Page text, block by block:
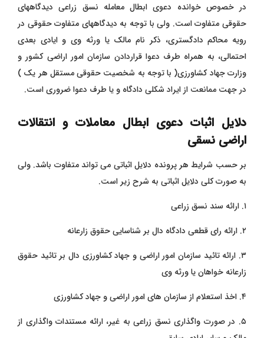
در خصوص خوانده دعوی ابطال معامله نسق زراعی دیدگاههای
حقوقی متفاوت است. ولی با توجه به دیدگاههای متفاوت حقوقی در
رویه محاکم دادگستری، ذکر نام مالک یا ورثه وی و ایادی بعدی
احتمالی، به همراه طرف دعوا قراردادن سازمان امور اراضی کشور و
وزارت جهاد کشاورزی( با توجه به شخصیت حقوقی مستقل هر یک )‌
در جهت ممانعت از ایراد شکلی دادگاه و یا طرف دعوا ضروری است.
دلایل اثبات دعوی ابطال معاملات و انتقالات
اراضی نسقی
بر حسب شرایط هر پرونده دلایل اثباتی می تواند متفاوت باشد. ولی
به صورت کلی دلایل اثباتی به شرح زیر است.
۱. ارائه سند نسق زراعی
۲. ارائه رای قطعی دادگاه دال بر شناسایی حقوق زارعانه
۳. ارائه تائید سازمان امور اراضی و جهاد کشاورزی دال بر تائید حقوق
زارعانه خواهان یا ورثه وی
۴. اخذ استعلام از سازمان های امور اراضی و جهاد کشاورزی
۵. در صورت واگذاری نسق زراعی به غیر، ارائه مستندات واگذاری از